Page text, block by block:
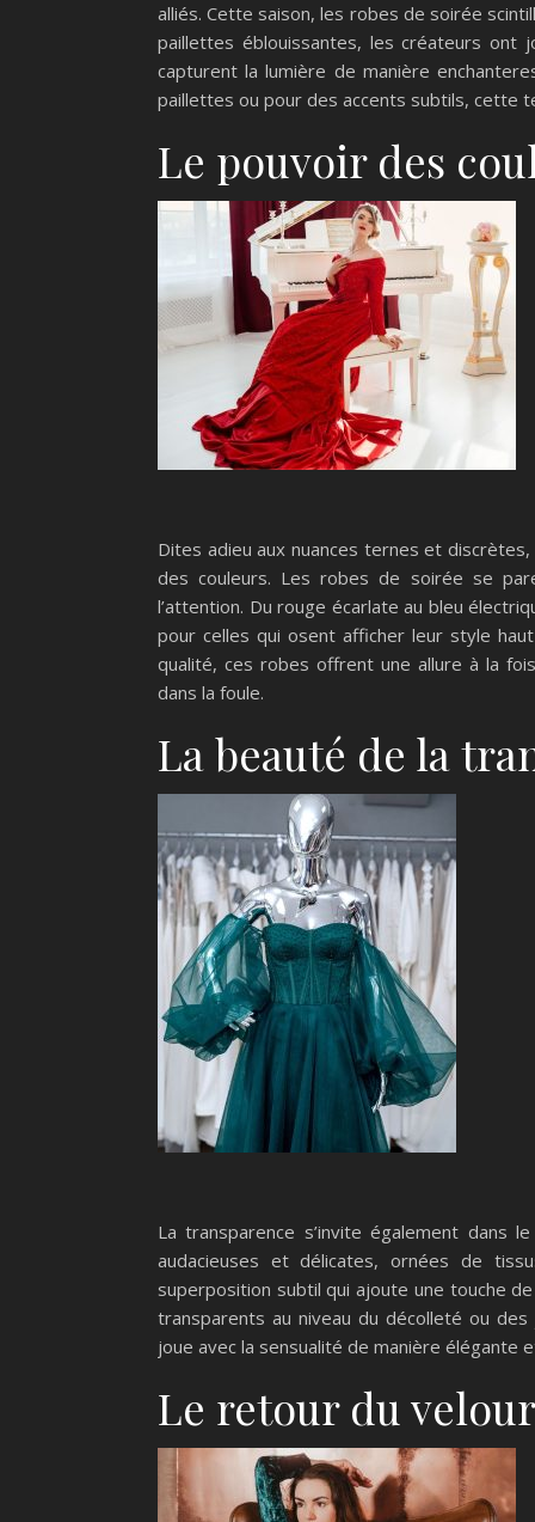
alliés. Cette saison, les robes de soirée
paillettes éblouissantes, les créateurs
capturent la lumière de manière
paillettes ou pour des accents subtils, cette
Le pouvoir des
Dites adieu aux nuances ternes et
des couleurs. Les robes de soirée se
l’attention. Du rouge écarlate au bleu
pour celles qui osent afficher leur style
qualité, ces robes offrent une allure à la
dans la foule.
La beauté de la
La transparence s’invite également
audacieuses et délicates, ornées de
superposition subtil qui ajoute une touche
transparents au niveau du décolleté ou
joue avec la sensualité de manière élégante
Le retour du